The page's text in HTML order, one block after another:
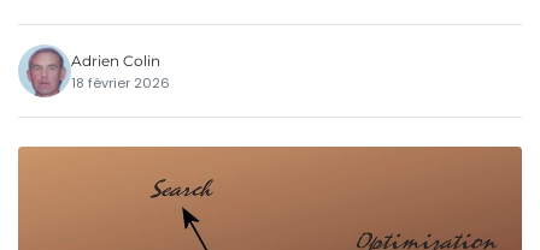
Adrien Colin
18 février 2026